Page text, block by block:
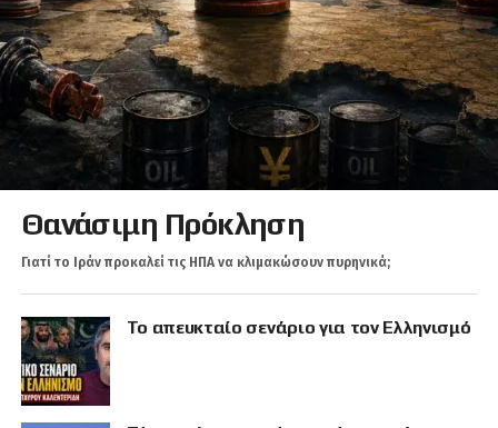
Θανάσιμη Πρόκληση
Γιατί το Ιράν προκαλεί τις ΗΠΑ να κλιμακώσουν πυρηνικά;
Το απευκταίο σενάριο για τον Ελληνισμό